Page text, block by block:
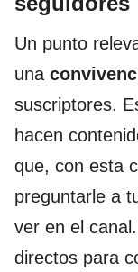
Un punto
una
suscriptores.
hacen
que, con esta
preguntarle a
ver en el
directos para